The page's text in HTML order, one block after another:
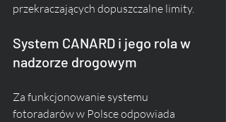
przekraczających dopuszczalne limity.
System CANARD i jego rola w
nadzorze drogowym
Za funkcjonowanie systemu
fotoradarów w Polsce odpowiada